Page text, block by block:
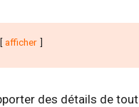
afficher
des détails de tout